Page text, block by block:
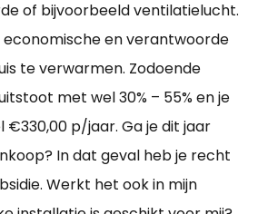
of bijvoorbeeld ventilatielucht.
economische en verantwoorde
te verwarmen. Zodoende
met wel 30% – 55% en je
€330,00 p/jaar. Ga je dit jaar
In dat geval heb je recht
Werkt het ook in mijn